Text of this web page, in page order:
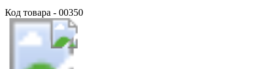
Код товара - 00350